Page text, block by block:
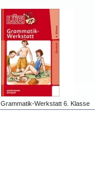
Grammatik-Werkstatt 6. Klasse